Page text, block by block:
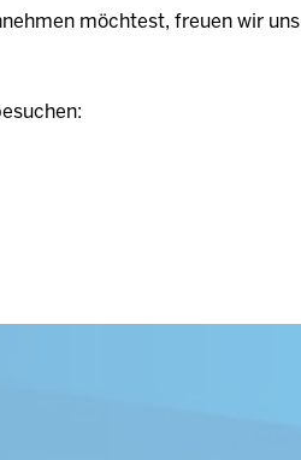
möchtest, freuen wir uns